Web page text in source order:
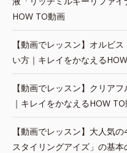
HOW TO動画
【動画でレッスン】オルビ
い方｜キレイをかなえる
【動画でレッスン】クリア
｜キレイをかなえるHOW
【動画でレッスン】大人気
スタイリングアイズ」の基